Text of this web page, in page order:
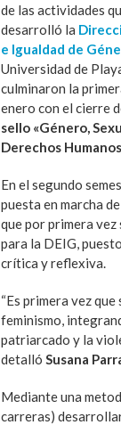
de las actividades
desarrolló la
e Igualdad de
Universidad de
culminaron la
enero con el cierre
sello «Género,
Derechos
En el segundo
puesta en marcha
que por primera vez
para la DEIG,
crítica y reflexiva.
“Es primera vez
feminismo,
patriarcado y la
detalló Susana
Mediante una
carreras)